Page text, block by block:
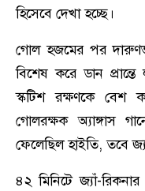
হিসেবে দেখা হচ্ছে।
গোল হজমের পর
বিশেষ করে ডান
স্কটিশ রক্ষণকে বেশ
গোলরক্ষক অ্যাঙ্গাস
ফেলেছিল হাইতি, তবে
৪২ মিনিটে জ্যাঁ-